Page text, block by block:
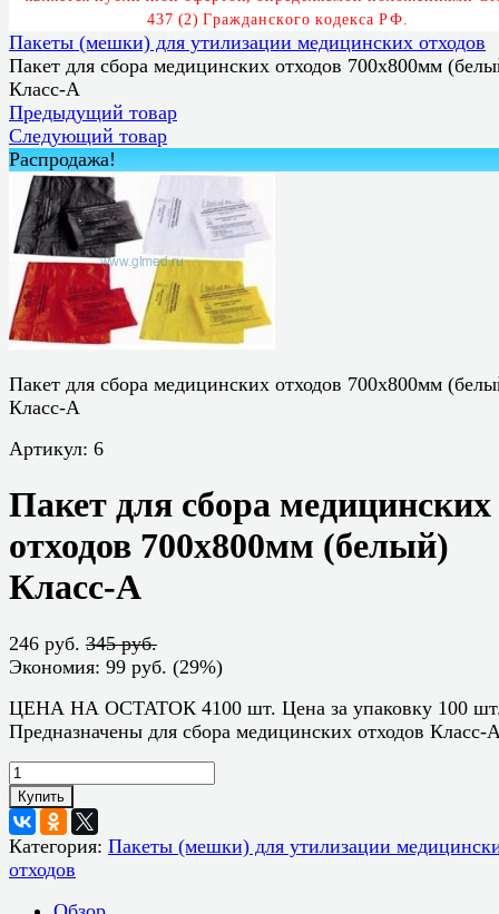
437 (2) Гражданского кодекса РФ.
Пакеты (мешки) для утилизации медицинских отходов
Пакет для сбора медицинских отходов 700х800мм
Класс-А
Предыдущий товар
Следующий товар
Распродажа!
Пакет для сбора медицинских отходов 700х800мм
Класс-А
Артикул: 6
Пакет для сбора медицинских
отходов 700х800мм (белый)
Класс-А
246 руб. 345 руб.
Экономия: 99 руб. (29%)
ЦЕНА НА ОСТАТОК 4100 шт. Цена за упаковку 100
Предназначены для сбора медицинских отходов Класс-
Купить
Категория: Пакеты (мешки) для утилизации
отходов